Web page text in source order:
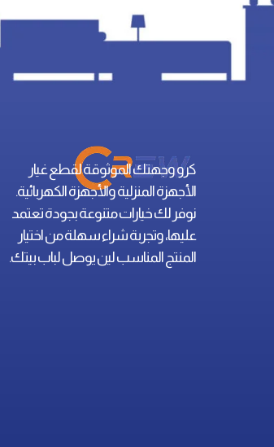
كرو وجهتك الموثوقة لقطع غيار
الأجهزة المنزلية والأجهزة الكهربائية.
نوفر لك خيارات متنوعة بجودة تعتمد
عليها، وتجربة شراء سهلة من اختيار
المنتج المناسب لين يوصل لباب بيتك.